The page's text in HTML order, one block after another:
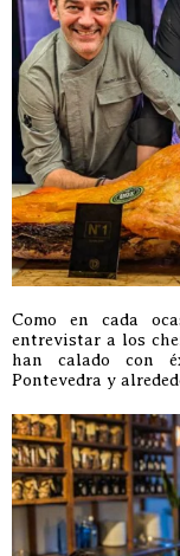
Como en cada
entrevistar a los
han calado con
Pontevedra y